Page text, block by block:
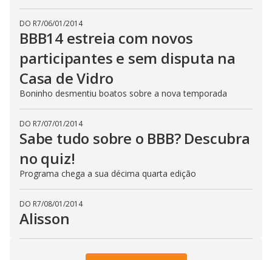
DO R7/06/01/2014
BBB14 estreia com novos
participantes e sem disputa na
Casa de Vidro
Boninho desmentiu boatos sobre a nova temporada
DO R7/07/01/2014
Sabe tudo sobre o BBB? Descubra
no quiz!
Programa chega a sua décima quarta edição
DO R7/08/01/2014
Alisson